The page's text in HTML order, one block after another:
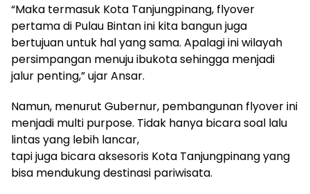
“Maka termasuk Kota Tanjungpinang, flyover
pertama di Pulau Bintan ini kita bangun juga
bertujuan untuk hal yang sama. Apalagi ini wilayah
persimpangan menuju ibukota sehingga menjadi
jalur penting,” ujar Ansar.
Namun, menurut Gubernur, pembangunan flyover ini
menjadi multi purpose. Tidak hanya bicara soal lalu
lintas yang lebih lancar,
tapi juga bicara aksesoris Kota Tanjungpinang yang
bisa mendukung destinasi pariwisata.